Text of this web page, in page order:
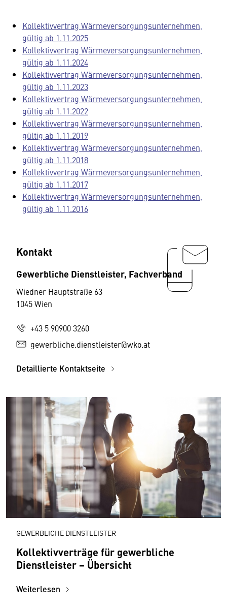
Kollektivvertrag Wärmeversorgungsunternehmen,
gültig ab 1.11.2025
Kollektivvertrag Wärmeversorgungsunternehmen,
gültig ab 1.11.2024
Kollektivvertrag Wärmeversorgungsunternehmen,
gültig ab 1.11.2023
Kollektivvertrag Wärmeversorgungsunternehmen,
gültig ab 1.11.2022
Kollektivvertrag Wärmeversorgungsunternehmen,
gültig ab 1.11.2019
Kollektivvertrag Wärmeversorgungsunternehmen,
gültig ab 1.11.2018
Kollektivvertrag Wärmeversorgungsunternehmen,
gültig ab 1.11.2017
Kollektivvertrag Wärmeversorgungsunternehmen,
gültig ab 1.11.2016
Kontakt
Gewerbliche Dienstleister, Fachverband
Wiedner Hauptstraße 63
1045 Wien
+43 5 90900 3260
gewerbliche.dienstleister@wko.at
Detaillierte Kontaktseite
GEWERBLICHE DIENSTLEISTER
Kollektivverträge für gewerbliche
Dienstleister − Übersicht
Weiterlesen